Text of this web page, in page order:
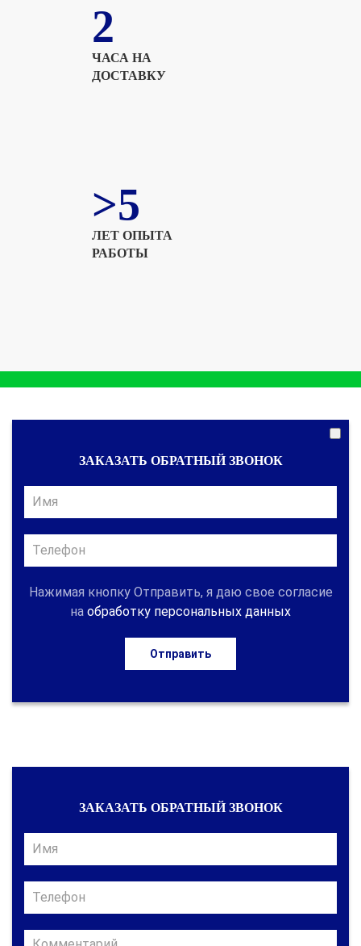
2
ЧАСА НА
ДОСТАВКУ
>5
ЛЕТ ОПЫТА
РАБОТЫ
ЗАКАЗАТЬ ОБРАТНЫЙ ЗВОНОК
Нажимая кнопку Отправить, я даю свое согласие
на обработку персональных данных
Отправить
ЗАКАЗАТЬ ОБРАТНЫЙ ЗВОНОК